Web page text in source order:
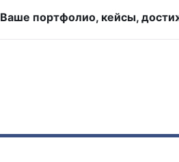
Ваше портфолио, кейсы,